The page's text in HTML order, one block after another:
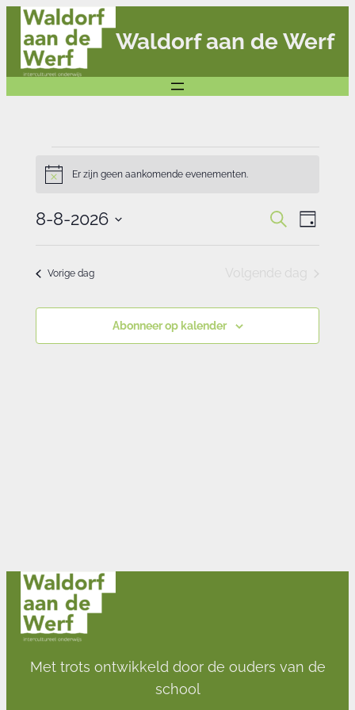
Waldorf aan de Werf
Evenementen
in
8
BerichtEr zijn geen aankomende evenementen.
Zoeken
en
navigatie
Zoeken
Dag
8-8-2026
Selecteer
Vorige dag Volgende dag
Abonneer op kalender
Met trots ontwikkeld door de ouders van de
school